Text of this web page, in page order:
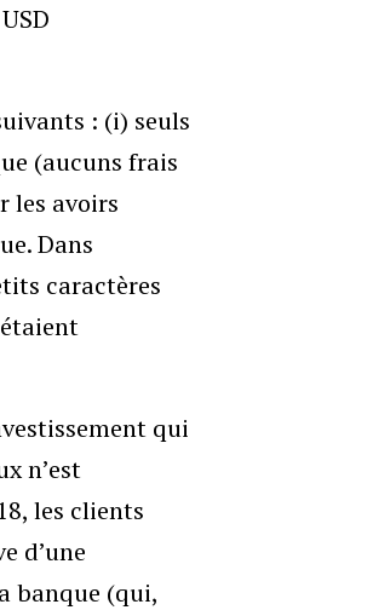
: (i) seuls
(aucuns frais
les avoirs
Dans
caractères
qui
n’est
les clients
d’une
banque (qui,